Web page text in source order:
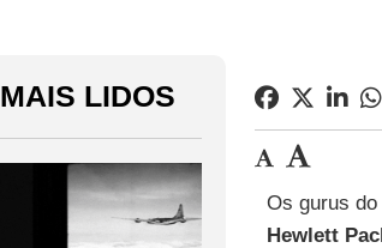
MAIS LIDOS
Os gurus do
Hewlett